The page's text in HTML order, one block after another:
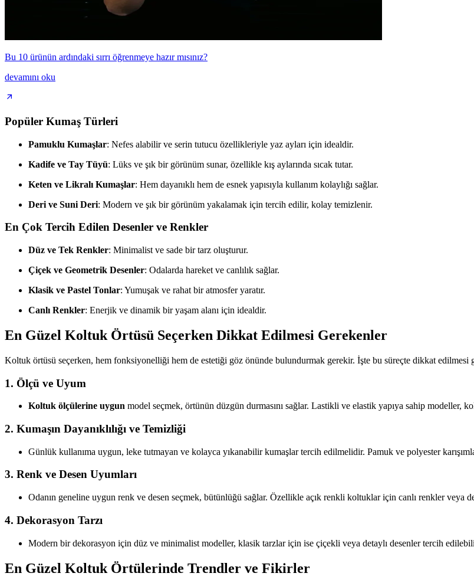
Bu 10 ürünün ardındaki sırrı öğrenmeye hazır mısınız?
devamını oku
Popüler Kumaş Türleri
Pamuklu Kumaşlar: Nefes alabilir ve serin tutucu özellikleriyle yaz ayları için idealdir.
Kadife ve Tay Tüyü: Lüks ve şık bir görünüm sunar, özellikle kış aylarında sıcak tutar.
Keten ve Likralı Kumaşlar: Hem dayanıklı hem de esnek yapısıyla kullanım kolaylığı sağlar.
Deri ve Suni Deri: Modern ve şık bir görünüm yakalamak için tercih edilir, kolay temizlenir.
En Çok Tercih Edilen Desenler ve Renkler
Düz ve Tek Renkler: Minimalist ve sade bir tarz oluşturur.
Çiçek ve Geometrik Desenler: Odalarda hareket ve canlılık sağlar.
Klasik ve Pastel Tonlar: Yumuşak ve rahat bir atmosfer yaratır.
Canlı Renkler: Enerjik ve dinamik bir yaşam alanı için idealdir.
En Güzel Koltuk Örtüsü Seçerken Dikkat Edilmesi Gerekenler
Koltuk örtüsü seçerken, hem fonksiyonelliği hem de estetiği göz önünde bulundurmak gerekir. İşte bu süreçte dikkat edilmesi
1. Ölçü ve Uyum
Koltuk ölçülerine uygun model seçmek, örtünün düzgün durmasını sağlar. Lastikli ve elastik yapıya sahip modeller,
2. Kumaşın Dayanıklılığı ve Temizliği
Günlük kullanıma uygun, leke tutmayan ve kolayca yıkanabilir kumaşlar tercih edilmelidir. Pamuk ve polyester
3. Renk ve Desen Uyumları
Odanın geneline uygun renk ve desen seçmek, bütünlüğü sağlar. Özellikle açık renkli koltuklar için canlı renkler veya
4. Dekorasyon Tarzı
Modern bir dekorasyon için düz ve minimalist modeller, klasik tarzlar için ise çiçekli veya detaylı desenler tercih
En Güzel Koltuk Örtülerinde Trendler ve Fikirler